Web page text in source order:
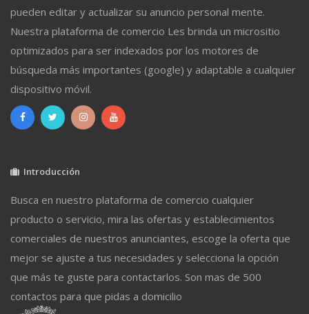
pueden editar y actualizar su anuncio personal mente.
Nuestra plataforma de comercio Les brinda un micrositio
optimizados para ser indexados por los motores de
búsqueda más importantes (google) y adaptable a cualquier
dispositivo móvil.
Introducción
Busca en nuestro plataforma de comercio cualquier
producto o servicio, mira las ofertas y establecimientos
comerciales de nuestros anunciantes, escoge la oferta que
mejor se ajuste a tus necesidades y selecciona la opción
que más te guste para contactarlos. Son mas de 500
contactos para que pidas a domicilio